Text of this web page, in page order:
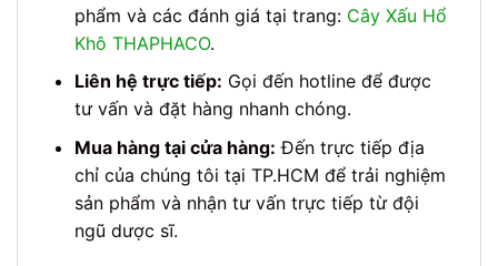
phẩm và các đánh giá tại trang: Cây Xấu Hổ
Khô THAPHACO.
Liên hệ trực tiếp: Gọi đến hotline để được
tư vấn và đặt hàng nhanh chóng.
Mua hàng tại cửa hàng: Đến trực tiếp địa
chỉ của chúng tôi tại TP.HCM để trải nghiệm
sản phẩm và nhận tư vấn trực tiếp từ đội
ngũ dược sĩ.